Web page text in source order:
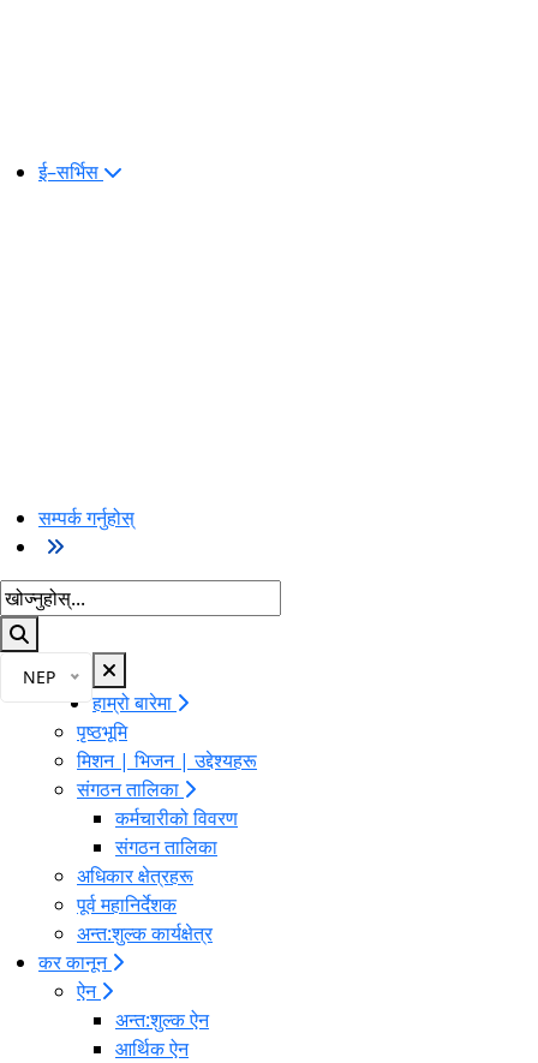
ई–सर्भिस
सम्पर्क गर्नुहोस्
खोज्नुहोस्
भाषा चयन गर्नुहोस्
NEP
भाषा परिवर्तन गर्नुहोस्
हाम्रो बारेमा
पृष्ठभूमि
मिशन | भिजन | उद्देश्यहरू
संगठन तालिका
कर्मचारीको विवरण
संगठन तालिका
अधिकार क्षेत्रहरू
पूर्व महानिर्देशक
अन्त:शुल्क कार्यक्षेत्र
कर कानून
ऐन
अन्त:शुल्क ऐन
आर्थिक ऐन